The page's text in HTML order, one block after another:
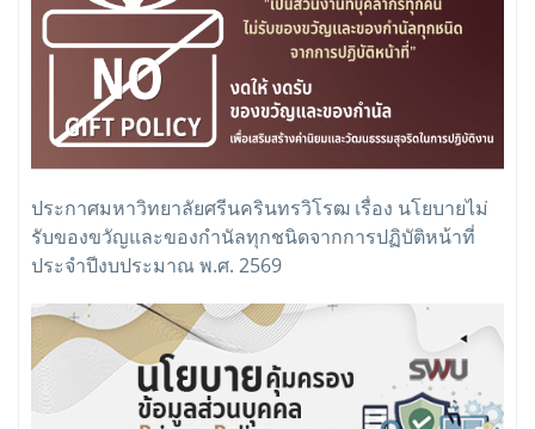
ประกาศมหาวิทยาลัยศรีนครินทรวิโรฒ เรื่อง นโยบายไม่
รับของขวัญและของกำนัลทุกชนิดจากการปฏิบัติหน้าที่
ประจำปีงบประมาณ พ.ศ. 2569